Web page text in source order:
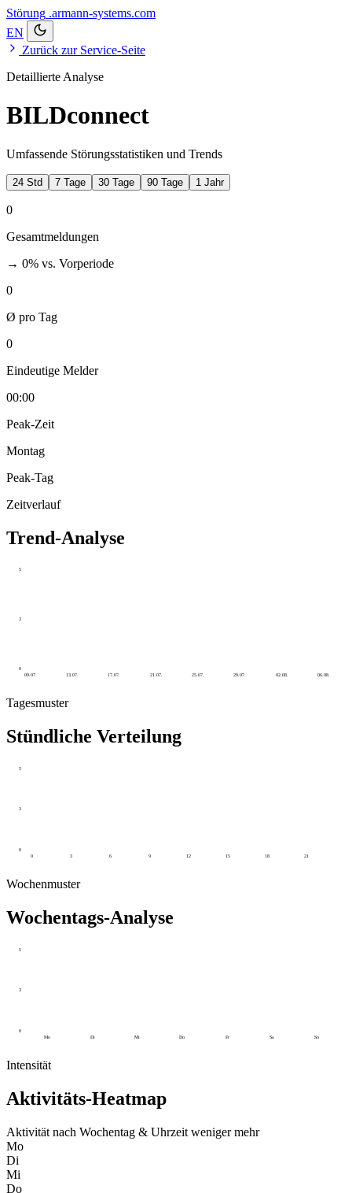
Störung .armann-systems.com
EN
Zurück zur Service-Seite
Detaillierte Analyse
BILDconnect
Umfassende Störungsstatistiken und Trends
24 Std 7 Tage 30 Tage 90 Tage 1 Jahr
0
Gesamtmeldungen
→ 0% vs. Vorperiode
0
Ø pro Tag
0
Eindeutige Melder
00:00
Peak-Zeit
Montag
Peak-Tag
Zeitverlauf
Trend-Analyse
0
3
5
09.07. 13.07. 17.07. 21.07. 25.07. 29.07. 02.08. 06.08.
Tagesmuster
Stündliche Verteilung
0
3
5
0 3 6 9 12 15 18 21
Wochenmuster
Wochentags-Analyse
0
3
5
Mo Di Mi Do Fr Sa So
Intensität
Aktivitäts-Heatmap
Aktivität nach Wochentag & Uhrzeit wenigermehr
Mo
Di
Mi
Do